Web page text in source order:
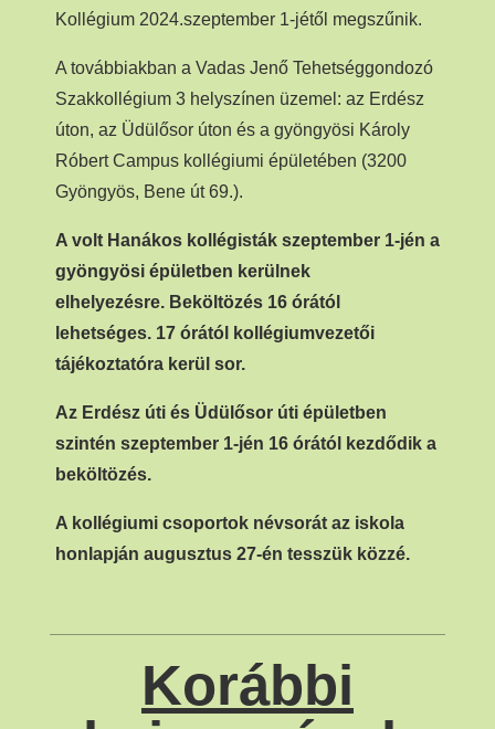
Kollégium 2024.szeptember 1-jétől megszűnik.
A továbbiakban a Vadas Jenő Tehetséggondozó
Szakkollégium 3 helyszínen üzemel: az Erdész
úton, az Üdülősor úton és a gyöngyösi Károly
Róbert Campus kollégiumi épületében (3200
Gyöngyös, Bene út 69.).
A volt Hanákos kollégisták szeptember 1-jén a
gyöngyösi épületben kerülnek
elhelyezésre. Beköltözés 16 órától
lehetséges. 17 órától kollégiumvezetői
tájékoztatóra kerül sor.
Az Erdész úti és Üdülősor úti épületben
szintén szeptember 1-jén 16 órától kezdődik a
beköltözés.
A kollégiumi csoportok névsorát az iskola
honlapján augusztus 27-én tesszük közzé.
Korábbi